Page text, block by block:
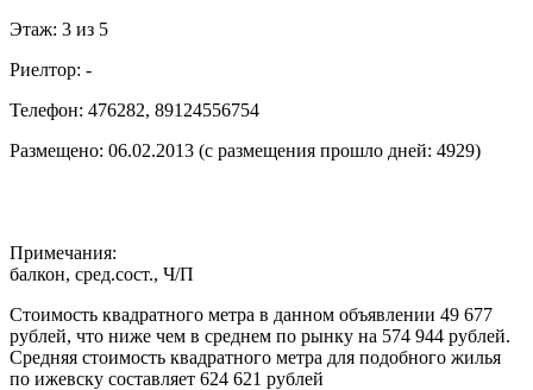
Этаж: 3 из 5
Риелтор: -
Телефон: 476282, 89124556754
Размещено: 06.02.2013 (с размещения прошло дней: 4929)
Примечания:
балкон, сред.сост., Ч/П
Стоимость квадратного метра в данном объявлении 49 677
рублей, что ниже чем в среднем по рынку на 574 944 рублей.
Средняя стоимость квадратного метра для подобного жилья
по ижевску составляет 624 621 рублей